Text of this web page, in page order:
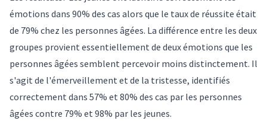
émotions dans 90% des cas alors que le taux de réussite était
de 79% chez les personnes âgées. La différence entre les deux
groupes provient essentiellement de deux émotions que les
personnes âgées semblent percevoir moins distinctement. Il
s'agit de l'émerveillement et de la tristesse, identifiés
correctement dans 57% et 80% des cas par les personnes
âgées contre 79% et 98% par les jeunes.